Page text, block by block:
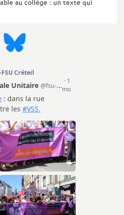
n
t
s
d
e
S
au collège : un texte qui